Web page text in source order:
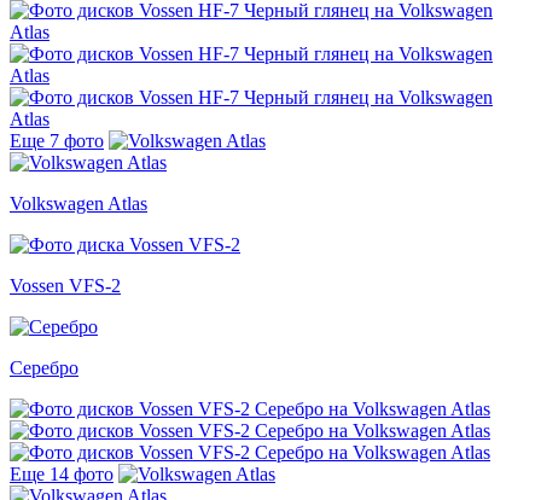
Еще 7 фото
Volkswagen Atlas
Vossen VFS-2
Серебро
Еще 14 фото